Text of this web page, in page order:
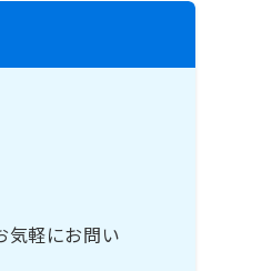
気軽にお問い